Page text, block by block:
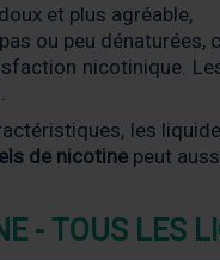
et plus agréable,
ou peu
nicotinique.
les
de nicotine peut
- TOUS LES